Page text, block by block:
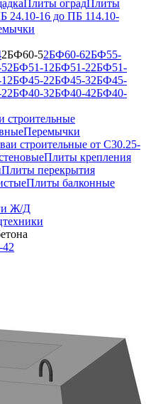
Плиты оградПлиты
24.10-16 до ПБ 114.10-
2БФ60-52БФ60-62БФ55-
2БФ51-1 2БФ51-22БФ51-
2БФ45-22БФ45-32БФ45-
2БФ40-32БФ40-42БФ40-
строительные
Перемычки
строительные от С30.25-
Плиты крепления
Плиты перекрытия
Плиты балконные
Ж/Д
42